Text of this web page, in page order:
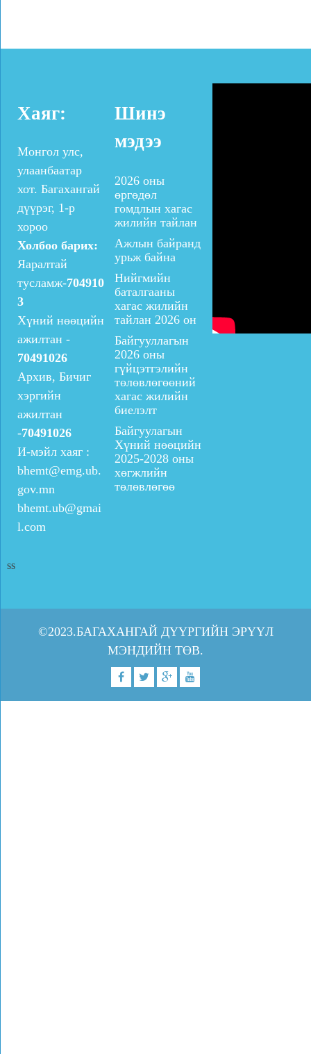
Хаяг:
Монгол улс,
улаанбаатар
хот. Багахангай
дүүрэг, 1-р
хороо
Холбоо барих:
Яаралтай
тусламж-704910
3
Хүний нөөцийн
ажилтан -
70491026
Архив, Бичиг
хэргийн
ажилтан
-70491026
И-мэйл хаяг :
bhemt@emg.ub.
gov.mn
bhemt.ub@gmai
l.com
Шинэ
мэдээ
2026 оны
өргөдөл
гомдлын хагас
жилийн тайлан
Ажлын байранд
урьж байна
Нийгмийн
баталгааны
хагас жилийн
тайлан 2026 он
Байгууллагын
2026 оны
гүйцэтгэлийн
төлөвлөгөөний
хагас жилийн
биелэлт
Байгуулагын
Хүний нөөцийн
2025-2028 оны
хөгжлийн
төлөвлөгөө
ss
©2023.БАГАХАНГАЙ ДҮҮРГИЙН ЭРҮҮЛ
МЭНДИЙН ТӨВ.